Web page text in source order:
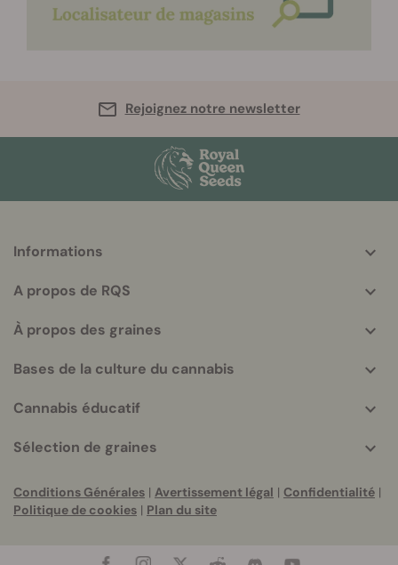
Rejoignez notre newsletter
info
Informations
A propos de RQS
À propos des graines
Bases de la culture du cannabis
Cannabis éducatif
Sélection de graines
Conditions Générales | Avertissement légal | Confidentialité |
Politique de cookies | Plan du site